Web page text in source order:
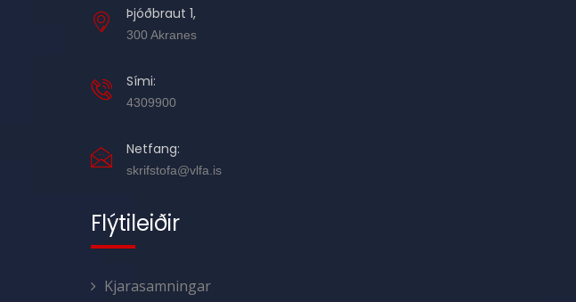
Þjóðbraut 1,
300 Akranes
Sími:
4309900
Netfang:
skrifstofa@vlfa.is
Flýtileiðir
Kjarasamningar